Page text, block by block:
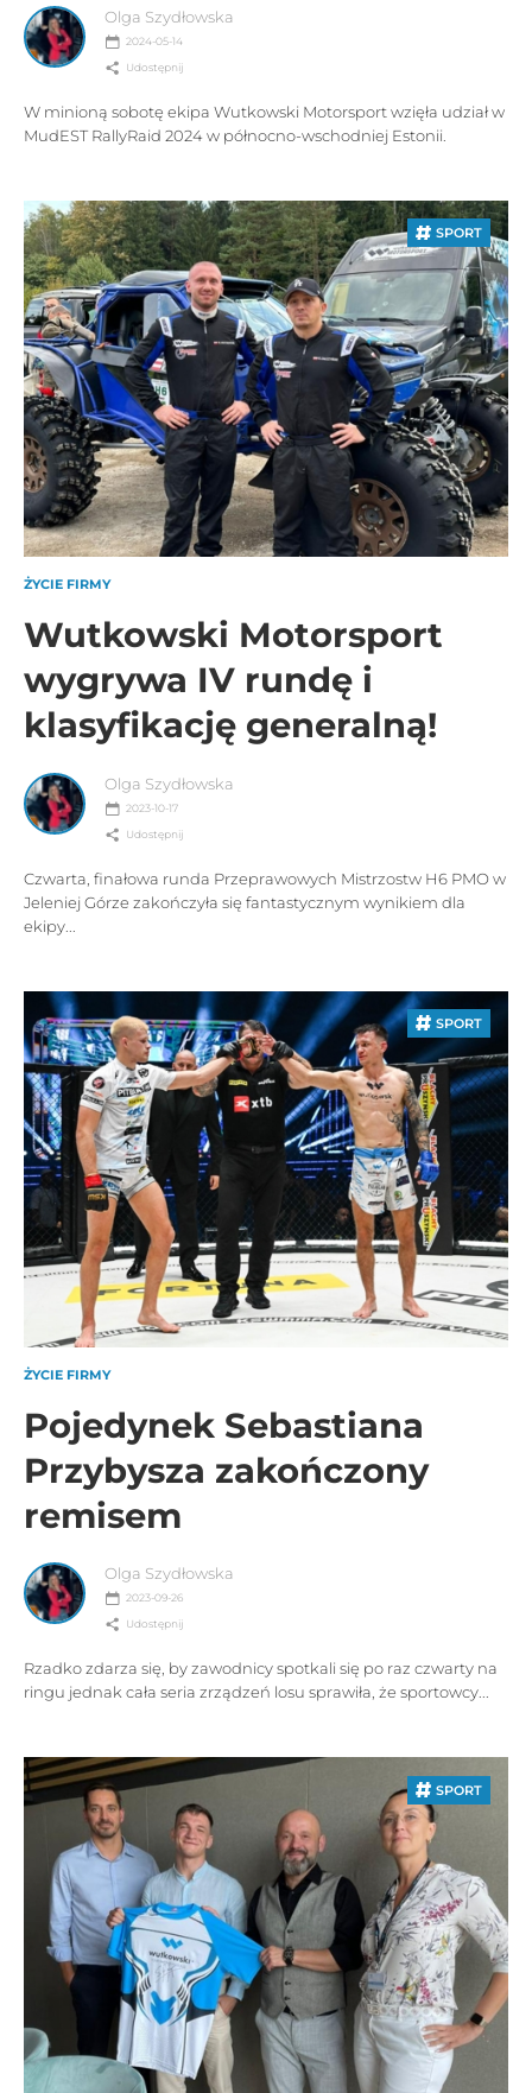
Olga Szydłowska
2024-05-14
Udostępnij
W minioną sobotę ekipa Wutkowski Motorsport wzięła udział w
MudEST RallyRaid 2024 w północno-wschodniej Estonii.
SPORT
ŻYCIE FIRMY
Wutkowski Motorsport
wygrywa IV rundę i
klasyfikację generalną!
Olga Szydłowska
2023-10-17
Udostępnij
Czwarta, finałowa runda Przeprawowych Mistrzostw H6 PMO w
Jeleniej Górze zakończyła się fantastycznym wynikiem dla
ekipy...
SPORT
ŻYCIE FIRMY
Pojedynek Sebastiana
Przybysza zakończony
remisem
Olga Szydłowska
2023-09-26
Udostępnij
Rzadko zdarza się, by zawodnicy spotkali się po raz czwarty na
ringu jednak cała seria zrządzeń losu sprawiła, że sportowcy...
SPORT